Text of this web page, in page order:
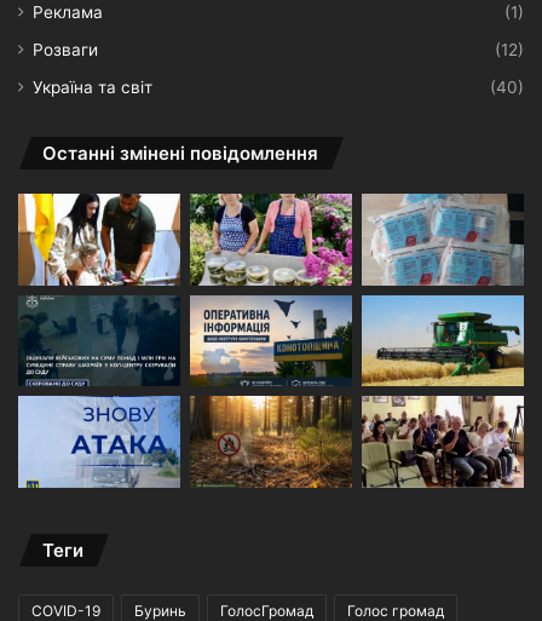
Реклама
(1)
Розваги
(12)
Україна та світ
(40)
Останні змінені повідомлення
Теги
COVID-19 Буринь ГолосГромад Голос громад